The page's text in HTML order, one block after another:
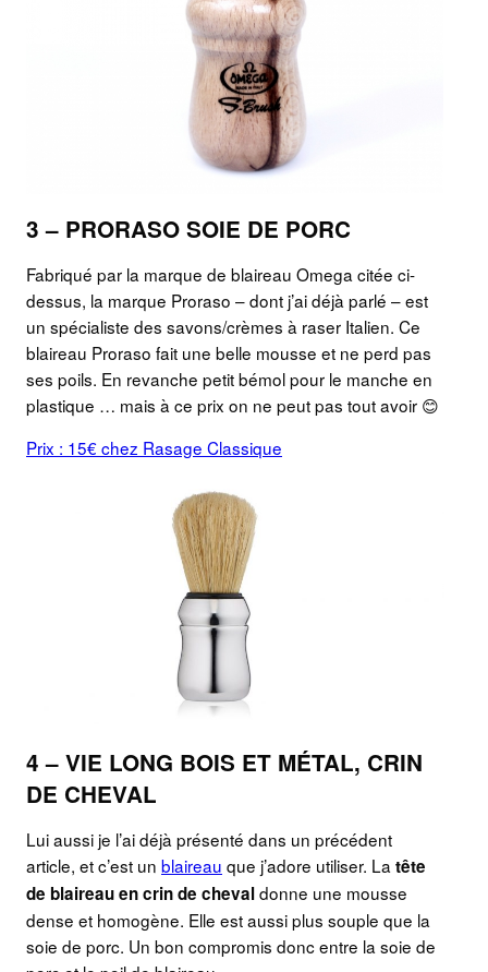
3 – PRORASO SOIE DE PORC
Fabriqué par la marque de blaireau Omega citée ci-
dessus, la marque Proraso – dont j’ai déjà parlé – est
un spécialiste des savons/crèmes à raser Italien. Ce
blaireau Proraso fait une belle mousse et ne perd pas
ses poils. En revanche petit bémol pour le manche en
plastique … mais à ce prix on ne peut pas tout avoir 😊
Prix : 15€ chez Rasage Classique
4 – VIE LONG BOIS ET MÉTAL, CRIN
DE CHEVAL
Lui aussi je l’ai déjà présenté dans un précédent
article, et c’est un blaireau que j’adore utiliser. La tête
de blaireau en crin de chevaldonne une mousse
dense et homogène. Elle est aussi plus souple que la
soie de porc. Un bon compromis donc entre la soie de